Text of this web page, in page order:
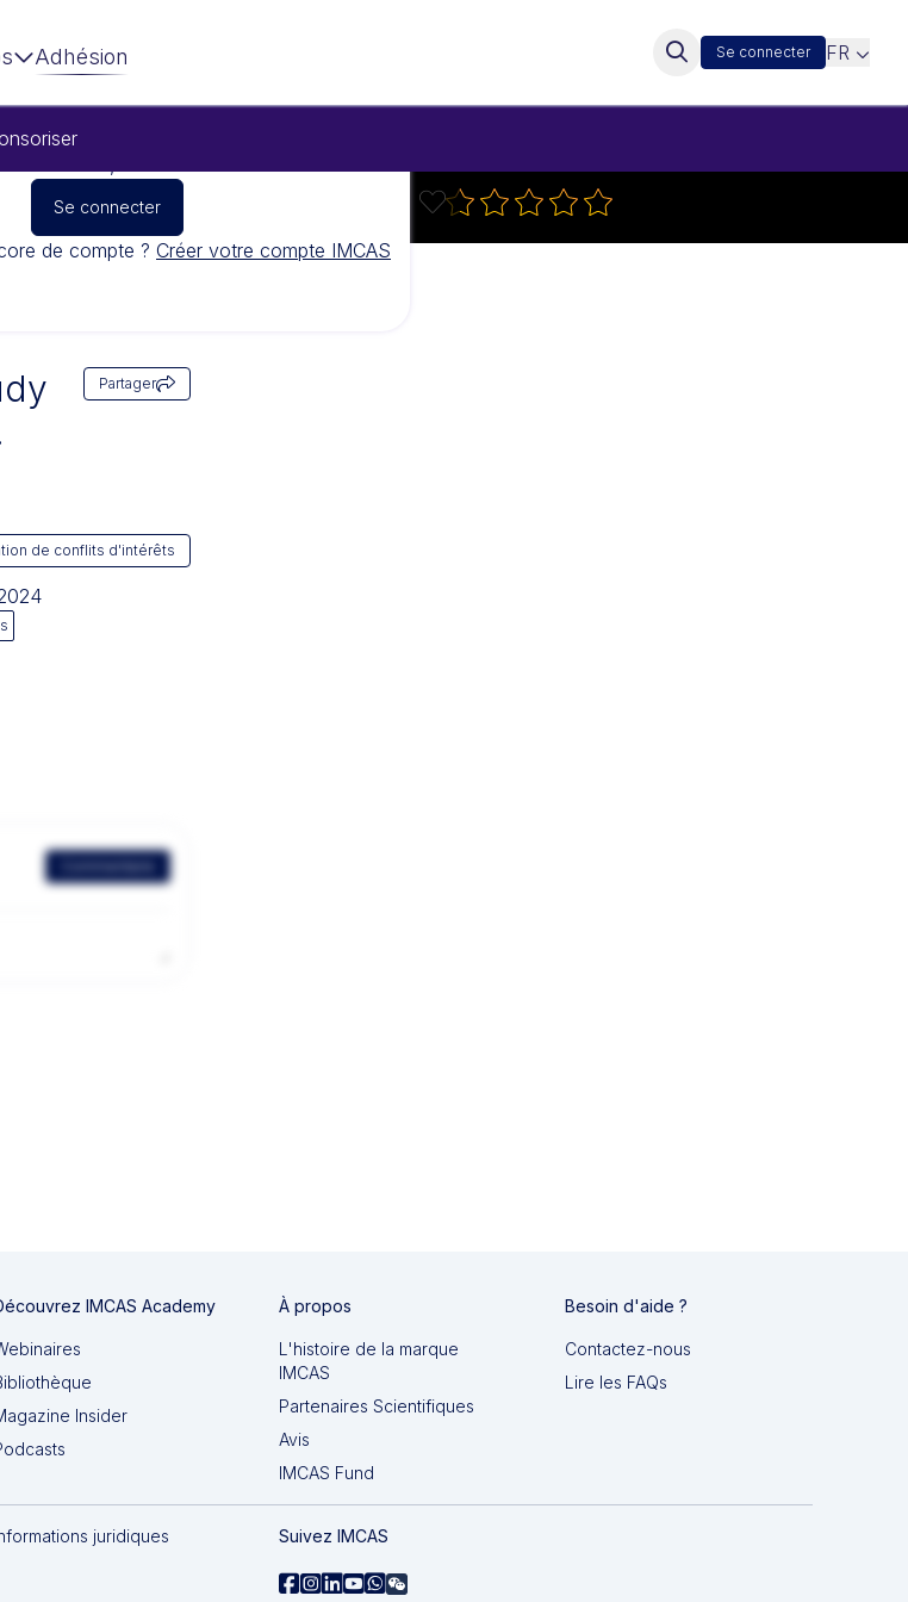
Adhésion Se connecter FR
Se connecter
de compte ? Créer votre compte IMCAS
Partager
de conflits d'intérêts
IMCAS Academy
Insider
À propos
L'histoire de la marque
IMCAS
Partenaires Scientifiques
Avis
IMCAS Fund
Besoin d'aide ?
Contactez-nous
Lire les FAQs
juridiques Suivez IMCAS